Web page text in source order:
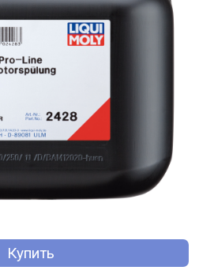
Купить